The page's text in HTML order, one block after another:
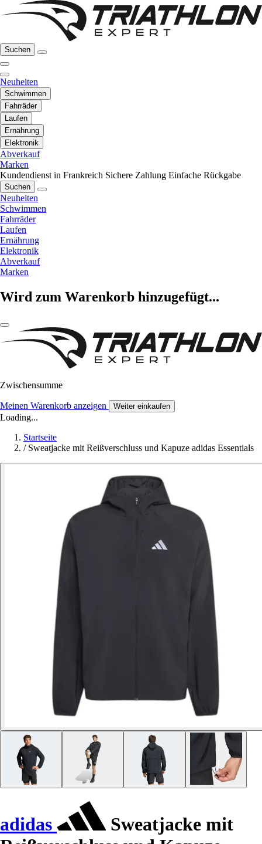
Suchen
Neuheiten
Schwimmen
Fahrräder
Laufen
Ernährung
Elektronik
Abverkauf
Marken
Kundendienst in Frankreich Sichere Zahlung Einfache Rückgabe
Suchen
Neuheiten
Schwimmen
Fahrräder
Laufen
Ernährung
Elektronik
Abverkauf
Marken
Wird zum Warenkorb hinzugefügt...
Zwischensumme
Meinen Warenkorb anzeigen Weiter einkaufen
Loading...
Startseite
/ Sweatjacke mit Reißverschluss und Kapuze adidas Essentials
adidas
Sweatjacke mit